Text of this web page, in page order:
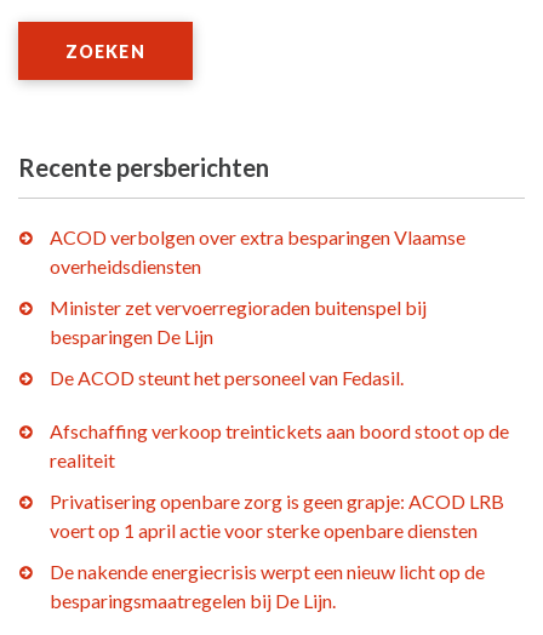
ZOEKEN
Recente persberichten
ACOD verbolgen over extra besparingen Vlaamse
overheidsdiensten
Minister zet vervoerregioraden buitenspel bij
besparingen De Lijn
De ACOD steunt het personeel van Fedasil.
Afschaffing verkoop treintickets aan boord stoot op de
realiteit
Privatisering openbare zorg is geen grapje: ACOD LRB
voert op 1 april actie voor sterke openbare diensten
De nakende energiecrisis werpt een nieuw licht op de
besparingsmaatregelen bij De Lijn.